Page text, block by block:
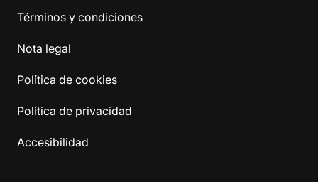
Términos y condiciones
Nota legal
Política de cookies
Política de privacidad
Accesibilidad